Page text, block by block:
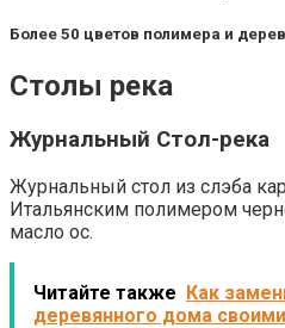
Более 50 цветов полимера и
Столы река
Журнальный Стол-река
Журнальный стол из слэба
Итальянским полимером
масло ос.
Читайте также Как
деревянного дома